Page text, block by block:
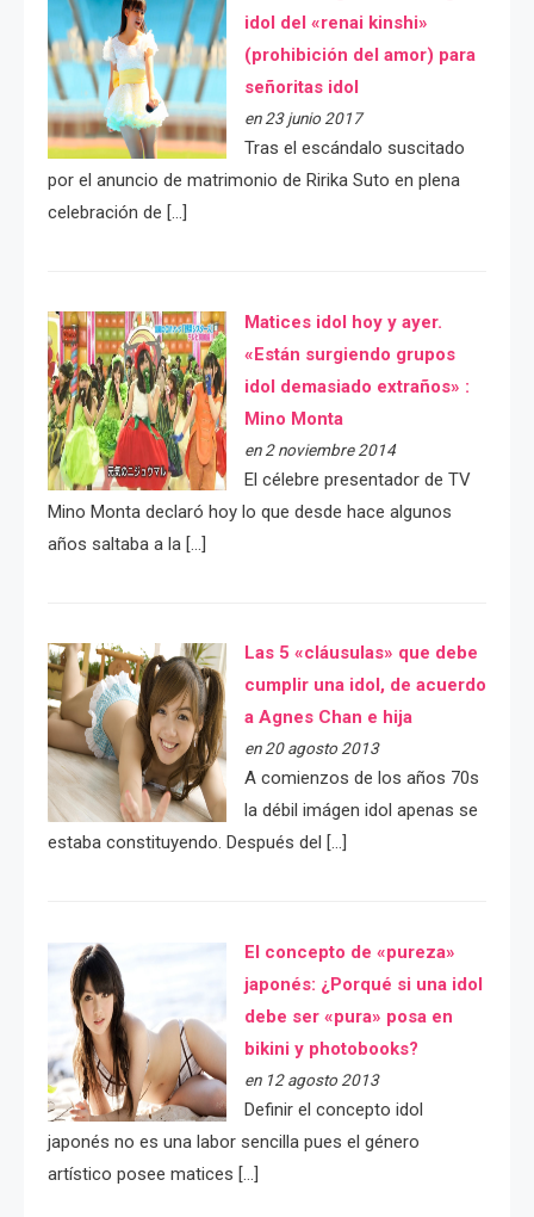
idol del «renai kinshi»
(prohibición del amor) para
señoritas idol
en 23 junio 2017
Tras el escándalo suscitado
por el anuncio de matrimonio de Ririka Suto en plena
celebración de […]
Matices idol hoy y ayer.
«Están surgiendo grupos
idol demasiado extraños» :
Mino Monta
en 2 noviembre 2014
El célebre presentador de TV
Mino Monta declaró hoy lo que desde hace algunos
años saltaba a la […]
Las 5 «cláusulas» que debe
cumplir una idol, de acuerdo
a Agnes Chan e hija
en 20 agosto 2013
A comienzos de los años 70s
la débil imágen idol apenas se
estaba constituyendo. Después del […]
El concepto de «pureza»
japonés: ¿Porqué si una idol
debe ser «pura» posa en
bikini y photobooks?
en 12 agosto 2013
Definir el concepto idol
japonés no es una labor sencilla pues el género
artístico posee matices […]